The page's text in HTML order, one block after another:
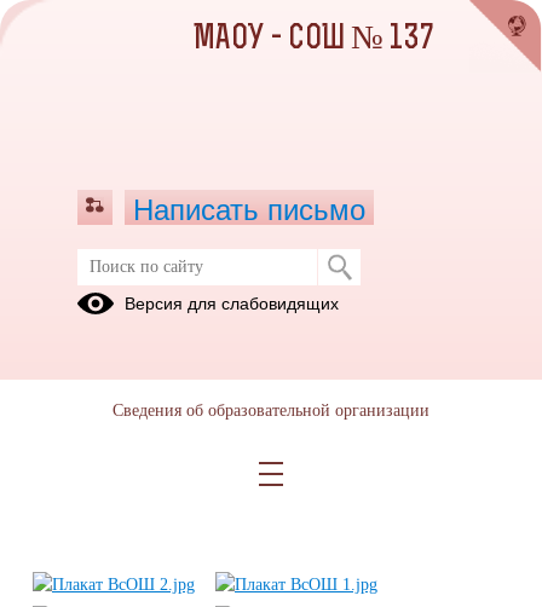
Новости
Уважаемые обучающиеся, родители и педагоги! Во вкладке
Всероссийская олимпиада школьников - Школьный этап - Галерея
ссылке - https://школа137.екатеринбург.рф/?section_id=266
МАОУ - СОШ № 137
Написать письмо
Версия для слабовидящих
Сведения об образовательной организации